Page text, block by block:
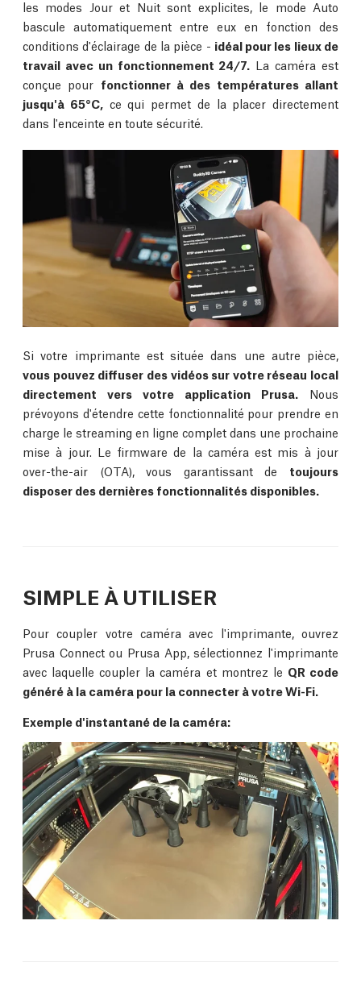
les modes Jour et Nuit sont explicites, le mode Auto
bascule automatiquement entre eux en fonction des
conditions d'éclairage de la pièce - idéal pour les lieux de
travail avec un fonctionnement 24/7. La caméra est
conçue pour fonctionner à des températures allant
jusqu'à 65°C,ce qui permet de la placer directement
dans l'enceinte en toute sécurité.
Si votre imprimante est située dans une autre pièce,
vous pouvez diffuser des vidéos sur votre réseau local
directement vers votre application Prusa. Nous
prévoyons d'étendre cette fonctionnalité pour prendre en
charge le streaming en ligne complet dans une prochaine
mise à jour. Le firmware de la caméra est mis à jour
over-the-air (OTA), vous garantissant de toujours
disposer des dernières fonctionnalités disponibles.
SIMPLE À UTILISER
Pour coupler votre caméra avec l'imprimante, ouvrez
Prusa Connect ou Prusa App, sélectionnez l'imprimante
avec laquelle coupler la caméra et montrez le QR code
généré à la caméra pour la connecter à votre Wi-Fi.
Exemple d'instantané de la caméra: